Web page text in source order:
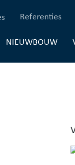
Referenties
NIEUWBOUW